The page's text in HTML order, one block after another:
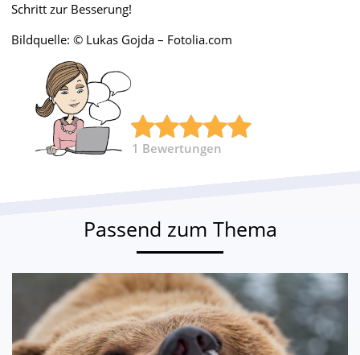
Schritt zur Besserung!
Bildquelle: © Lukas Gojda – Fotolia.com
1 Bewertungen
Passend zum Thema